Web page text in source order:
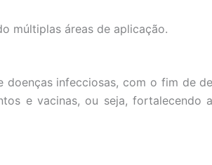
múltiplas áreas de aplicação.
doenças infecciosas, com o fim de
e vacinas, ou seja, fortalecendo